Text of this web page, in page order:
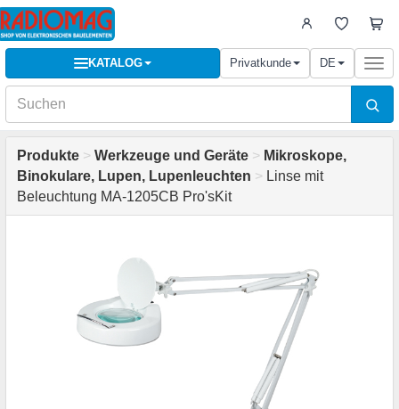
KATALOG Privatkunde DE
Produkte > Werkzeuge und Geräte > Mikroskope,
Binokulare, Lupen, Lupenleuchten > Linse mit
Beleuchtung MA-1205CB Pro'sKit